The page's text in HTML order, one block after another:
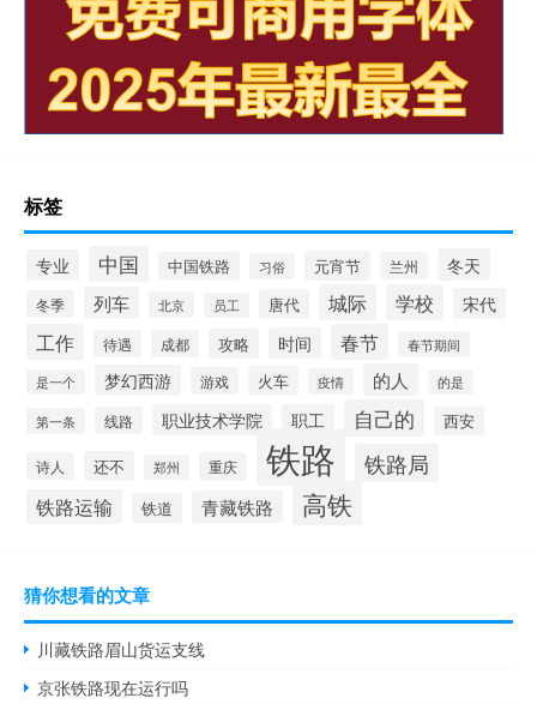
标签
专业 中国 中国铁路 习俗 元宵节 兰州 冬天
冬季 列车 北京 员工 唐代 城际 学校 宋代
工作 待遇 成都 攻略 时间 春节 春节期间
是一个 梦幻西游 游戏 火车 疫情 的人 的是
第一条 线路 职业技术学院 职工 自己的 西安
诗人 还不 郑州 重庆 铁路 铁路局
铁路运输 铁道 青藏铁路 高铁
猜你想看的文章
川藏铁路眉山货运支线
京张铁路现在运行吗